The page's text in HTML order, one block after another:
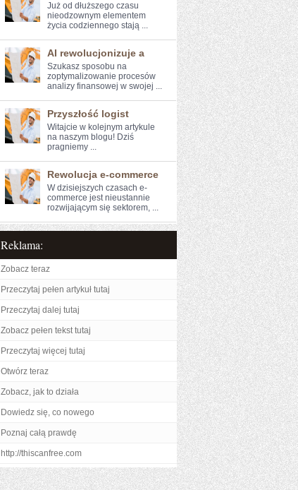
Już od dłuższego ⁣czasu
nieodzownym elementem
życia codziennego stają ...
AI rewolucjonizuje a
Szukasz sposobu na
zoptymalizowanie ⁤procesów
analizy finansowej w swojej ...
Przyszłość logist
Witajcie w kolejnym artykule⁣
na naszym blogu! Dziś
pragniemy⁤ ...
Rewolucja e-commerce
W dzisiejszych‌ czasach e-
commerce jest nieustannie
rozwijającym się ​sektorem, ...
Reklama:
Zobacz teraz
Przeczytaj pełen artykuł tutaj
Przeczytaj dalej tutaj
Zobacz pełen tekst tutaj
Przeczytaj więcej tutaj
Otwórz teraz
Zobacz, jak to działa
Dowiedz się, co nowego
Poznaj całą prawdę
http://thiscanfree.com